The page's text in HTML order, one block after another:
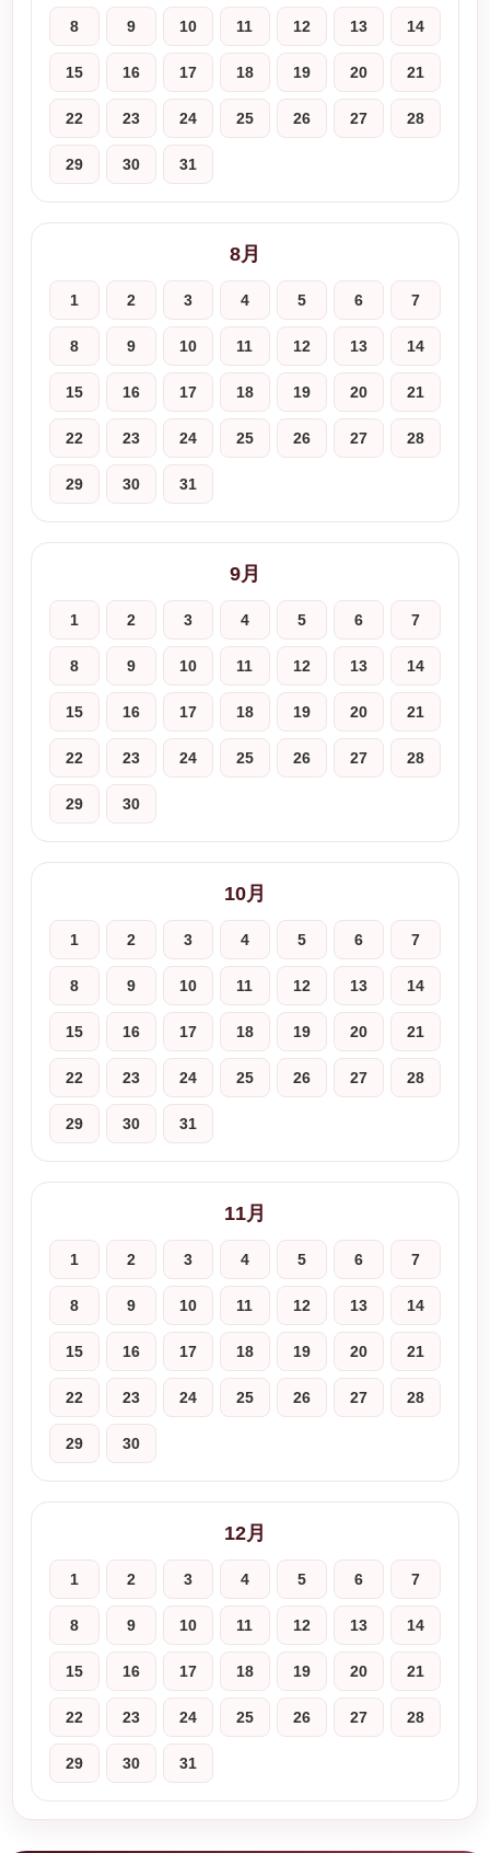
8 9 10 11 12 13 14
15 16 17 18 19 20 21
22 23 24 25 26 27 28
29 30 31
8月
1 2 3 4 5 6 7
8 9 10 11 12 13 14
15 16 17 18 19 20 21
22 23 24 25 26 27 28
29 30 31
9月
1 2 3 4 5 6 7
8 9 10 11 12 13 14
15 16 17 18 19 20 21
22 23 24 25 26 27 28
29 30
10月
1 2 3 4 5 6 7
8 9 10 11 12 13 14
15 16 17 18 19 20 21
22 23 24 25 26 27 28
29 30 31
11月
1 2 3 4 5 6 7
8 9 10 11 12 13 14
15 16 17 18 19 20 21
22 23 24 25 26 27 28
29 30
12月
1 2 3 4 5 6 7
8 9 10 11 12 13 14
15 16 17 18 19 20 21
22 23 24 25 26 27 28
29 30 31